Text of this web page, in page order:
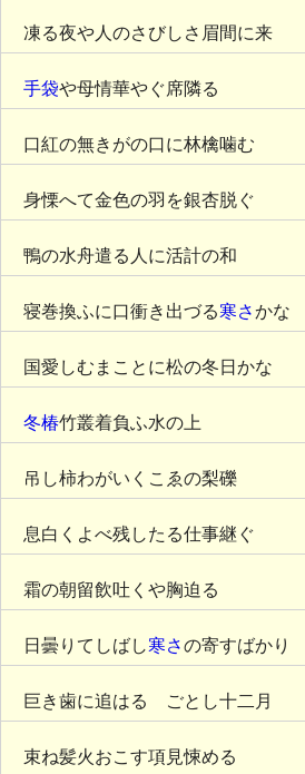
凍る夜や人のさびしさ眉間に来
手袋や母情華やぐ席隣る
口紅の無きがの口に林檎噛む
身慄へて金色の羽を銀杏脱ぐ
鴨の水舟遣る人に活計の和
寝巻換ふに口衝き出づる寒さかな
国愛しむまことに松の冬日かな
冬椿竹叢着負ふ水の上
吊し柿わがいくこゑの梨礫
息白くよべ残したる仕事継ぐ
霜の朝留飲吐くや胸迫る
日曇りてしばし寒さの寄すばかり
巨き歯に追はるゝごとし十二月
束ね髪火おこす項見悚める